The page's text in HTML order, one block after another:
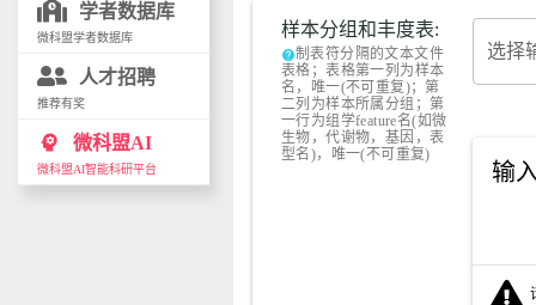
学者数据库
微科盟学者数据库
人才招聘
推荐有奖
psychology 微科盟AI
微科盟AI智能科研平台
样本分组和丰度表:
help制表符分隔的文本文件
表格；表格第一列为样本
名，唯一(不可重复)；第
二列为样本所属分组；第
一行为组学feature名(如微
生物，代谢物，基因，表
型名)，唯一(不可重复)
选择
输